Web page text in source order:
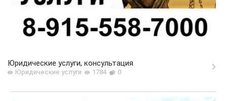
Юридические услуги, консультация
Юридические услуги 1784 0